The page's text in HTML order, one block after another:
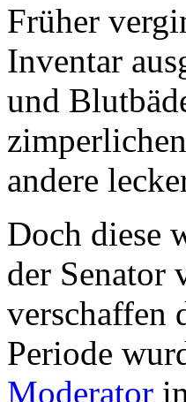
Früher
Inventar
und
andere
Doch diese
der Senator
verschaffen
Periode
Moderator